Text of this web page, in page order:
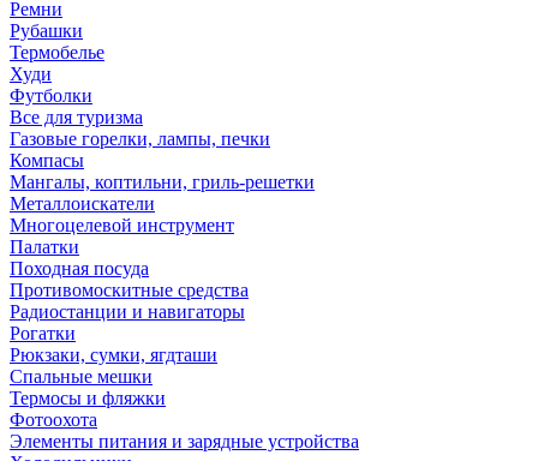
Ремни
Рубашки
Термобелье
Худи
Футболки
Все для туризма
Газовые горелки, лампы, печки
Компасы
Мангалы, коптильни, гриль-решетки
Металлоискатели
Многоцелевой инструмент
Палатки
Походная посуда
Противомоскитные средства
Радиостанции и навигаторы
Рогатки
Рюкзаки, сумки, ягдташи
Спальные мешки
Термосы и фляжки
Фотоохота
Элементы питания и зарядные устройства